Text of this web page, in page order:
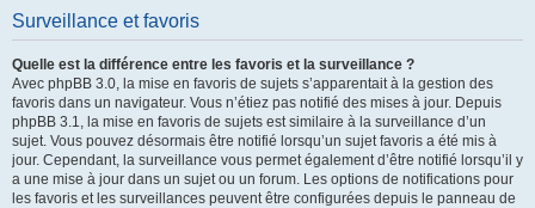
Surveillance et favoris
Quelle est la différence entre les favoris et la surveillance ?
Avec phpBB 3.0, la mise en favoris de sujets s’apparentait à la gestion des
favoris dans un navigateur. Vous n’étiez pas notifié des mises à jour. Depuis
phpBB 3.1, la mise en favoris de sujets est similaire à la surveillance d’un
sujet. Vous pouvez désormais être notifié lorsqu’un sujet favoris a été mis à
jour. Cependant, la surveillance vous permet également d’être notifié lorsqu’il y
a une mise à jour dans un sujet ou un forum. Les options de notifications pour
les favoris et les surveillances peuvent être configurées depuis le panneau de